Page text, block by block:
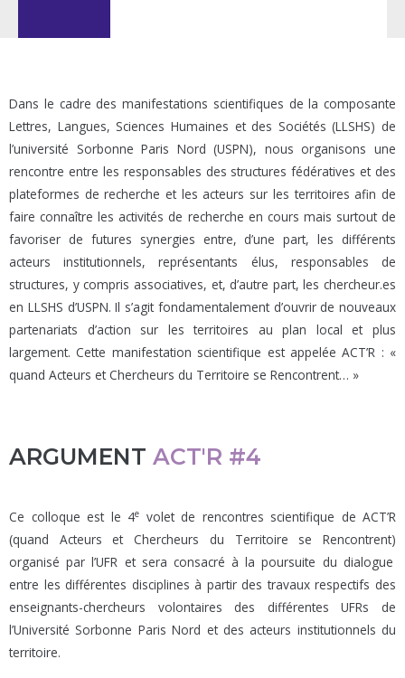
Dans le cadre des manifestations scientifiques de la composante
Lettres, Langues, Sciences Humaines et des Sociétés (LLSHS) de
l’université Sorbonne Paris Nord (USPN), nous organisons une
rencontre entre les responsables des structures fédératives et des
plateformes de recherche et les acteurs sur les territoires afin de
faire connaître les activités de recherche en cours mais surtout de
favoriser de futures synergies entre, d’une part, les différents
acteurs institutionnels, représentants élus, responsables de
structures, y compris associatives, et, d’autre part, les chercheur.es
en LLSHS d’USPN. Il s’agit fondamentalement d’ouvrir de nouveaux
partenariats d’action sur les territoires au plan local et plus
largement. Cette manifestation scientifique est appelée ACT’R : «
quand Acteurs et Chercheurs du Territoire se Rencontrent… »
ARGUMENT ACT'R #4
Ce colloque est le 4e volet de rencontres scientifique de ACT’R
(quand Acteurs et Chercheurs du Territoire se Rencontrent)
organisé par l’UFR et sera consacré à la poursuite du dialogue
entre les différentes disciplines à partir des travaux respectifs des
enseignants-chercheurs volontaires des différentes UFRs de
l’Université Sorbonne Paris Nord et des acteurs institutionnels du
territoire.